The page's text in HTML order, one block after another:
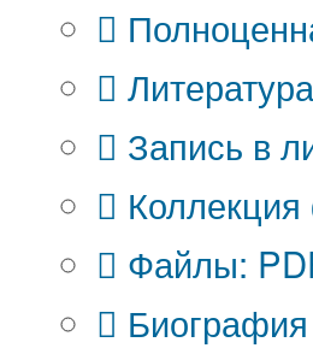
Запись в
Файлы: